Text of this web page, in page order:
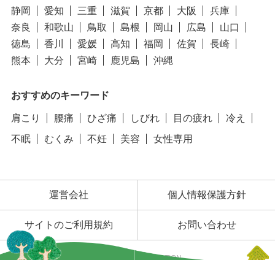
静岡
愛知 三重 滋賀 京都 大阪
兵庫
奈良
和歌山 鳥取 島根 岡山 広島
山口
徳島
香川 愛媛 高知 福岡 佐賀
長崎
熊本
大分 宮崎 鹿児島 沖縄
おすすめのキーワード
肩こり 腰痛 ひざ痛 しびれ 目の疲れ
冷え
不眠
むくみ 不妊 美容 女性専用
運営会社 個人情報保護方針
サイトのご利用規約 お問い合わせ
©SENEFA CORPORATION.